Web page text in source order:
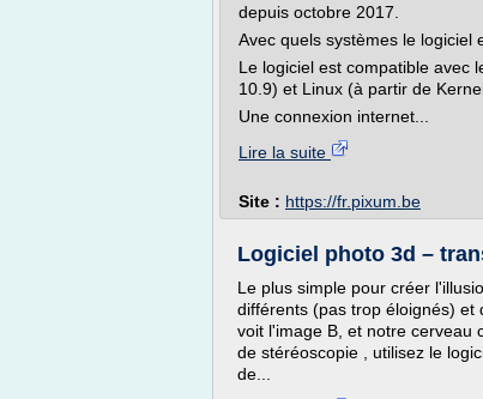
depuis octobre 2017.
Avec quels systèmes le logiciel
Le logiciel est compatible avec
10.9) et Linux (à partir de
Une connexion internet...
Lire la suite
Site : https://fr.pixum.be
Logiciel photo 3d –
Le plus simple pour créer
différents (pas trop éloignés) et
voit l'image B, et notre cerveau
de stéréoscopie , utilisez le
de...